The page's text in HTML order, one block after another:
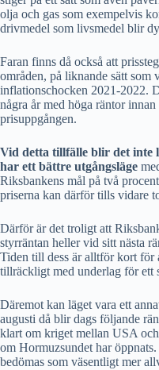
olja och gas som exempelvis
drivmedel som livsmedel blir
Faran finns då också att
områden, på liknande sätt som
inflationschocken 2021-2022.
några år med höga räntor
prisuppgången.
Vid detta tillfälle blir det inte
har ett bättre utgångsläge
Riksbankens mål på två
priserna kan därför tills vidare
Därför är det troligt att
styrräntan heller vid sitt nästa
Tiden till dess är alltför kort för
tillräckligt med underlag för ett
Däremot kan läget vara ett
augusti då blir dags följande
klart om kriget mellan USA
om Hormuzsundet har
bedömas som väsentligt mer